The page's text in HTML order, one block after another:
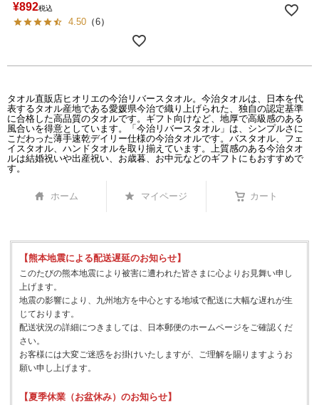
¥892税込
4.50 （6）
タオル直販店ヒオリエの今治リバースタオル。今治タオルは、日本を代
表するタオル産地である愛媛県今治で織り上げられた、独自の認定基準
に合格した高品質のタオルです。ギフト向けなど、地厚で高級感のある
風合いを得意としています。「今治リバースタオル」は、シンプルさに
こだわった薄手速乾デイリー仕様の今治タオルです。バスタオル、フェ
イスタオル、ハンドタオルを取り揃えています。上質感のある今治タオ
ルは結婚祝いや出産祝い、お歳暮、お中元などのギフトにもおすすめで
す。
ホーム マイページ カート
【熊本地震による配送遅延のお知らせ】
このたびの熊本地震により被害に遭われた皆さまに心よりお見舞い申し
上げます。
地震の影響により、九州地方を中心とする地域で配送に大幅な遅れが生
じております。
配送状況の詳細につきましては、日本郵便のホームページをご確認くだ
さい。
お客様には大変ご迷惑をお掛けいたしますが、ご理解を賜りますようお
願い申し上げます。
【夏季休業（お盆休み）のお知らせ】